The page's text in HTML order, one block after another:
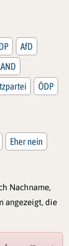
AfD
ÖDP
Eher nein
Nachname,
angezeigt, die